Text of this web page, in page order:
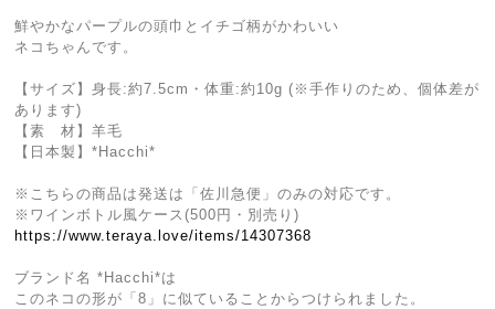
鮮やかなパープルの頭巾とイチゴ柄がかわいい
ネコちゃんです。
【サイズ】身長:約7.5cm・体重:約10g (※手作りのため、個体差が
あります)
【素 材】羊毛
【日本製】*Hacchi*
※こちらの商品は発送は「佐川急便」のみの対応です。
※ワインボトル風ケース(500円・別売り)
https://www.teraya.love/items/14307368
ブランド名 *Hacchi*は
このネコの形が「8」に似ていることからつけられました。